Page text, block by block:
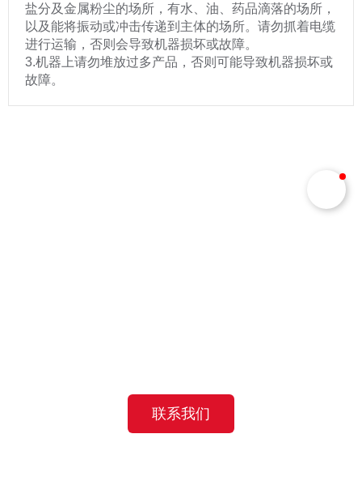
盐分及金属粉尘的场所，有水、油、药品滴落的场所，
以及能将振动或冲击传递到主体的场所。请勿抓着电缆
进行运输，否则会导致机器损坏或故障。
3.机器上请勿堆放过多产品，否则可能导致机器损坏或
故障。
联系我们